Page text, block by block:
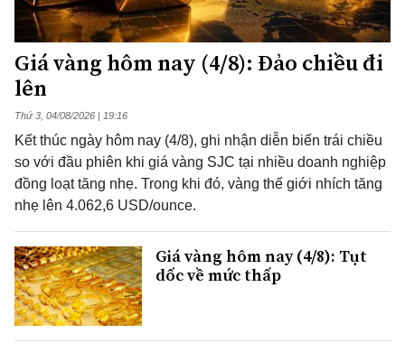
Giá vàng hôm nay (4/8): Đảo chiều đi
lên
Thứ 3, 04/08/2026 | 19:16
Kết thúc ngày hôm nay (4/8), ghi nhận diễn biến trái chiều
so với đầu phiên khi giá vàng SJC tại nhiều doanh nghiệp
đồng loạt tăng nhẹ. Trong khi đó, vàng thế giới nhích tăng
nhẹ lên 4.062,6 USD/ounce.
Giá vàng hôm nay (4/8): Tụt
dốc về mức thấp